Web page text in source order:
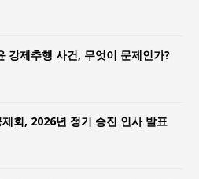
강제추행 사건, 무엇이 문제인가?
회, 2026년 정기 승진 인사 발표